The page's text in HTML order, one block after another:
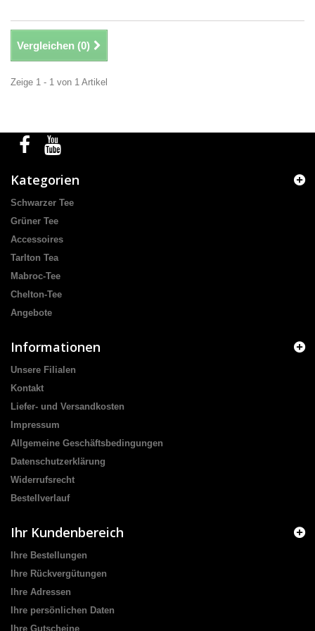
Vergleichen (0)
Zeige 1 - 1 von 1 Artikel
Kategorien
Schwarzer Tee
Grüner Tee
Accessoires
Tarlton Tea
Mabroc-Tee
Chelton-Tee
Angebote
Informationen
Unsere Filialen
Kontakt
Liefer- und Versandkosten
Impressum
Allgemeine Geschäftsbedingungen
Datenschutzerklärung
Widerrufsrecht
Bestellverlauf
Ihr Kundenbereich
Ihre Bestellungen
Ihre Rückvergütungen
Ihre Adressen
Ihre persönlichen Daten
Ihre Gutscheine